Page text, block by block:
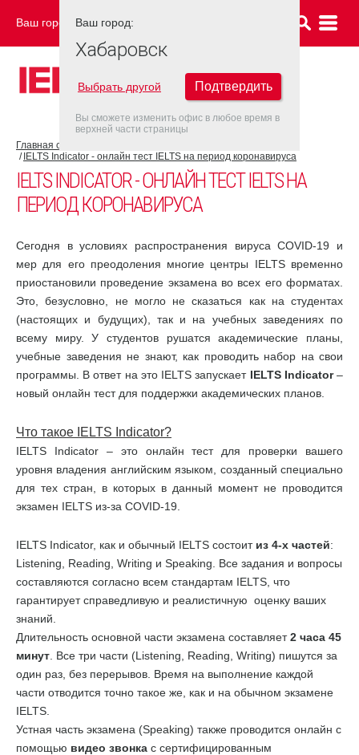
Ваш город: ХАБАРОВСК
Главная страница
IELTS Indicator - онлайн тест IELTS на период коронавируса
IELTS INDICATOR - ОНЛАЙН ТЕСТ IELTS НА
ПЕРИОД КОРОНАВИРУСА
Сегодня в условиях распространения вируса COVID-19 и
мер для его преодоления многие центры IELTS временно
приостановили проведение экзамена во всех его форматах.
Это, безусловно, не могло не сказаться как на студентах
(настоящих и будущих), так и на учебных заведениях по
всему миру. У студентов рушатся академические планы,
учебные заведения не знают, как проводить набор на свои
программы. В ответ на это IELTS запускает IELTS Indicator–
новый онлайн тест для поддержки академических планов.
Что такое IELTS Indicator?
IELTS Indicator – это онлайн тест для проверки вашего
уровня владения английским языком, созданный специально
для тех стран, в которых в данный момент не проводится
экзамен IELTS из-за COVID-19.
IELTS Indicator, как и обычный IELTS состоит из 4-х частей:
Listening, Reading, Writing и Speaking. Все задания и вопросы
составляются согласно всем стандартам IELTS, что
гарантирует справедливую и реалистичную оценку ваших
знаний.
Длительность основной части экзамена составляет2 часа 45
минут . Все три части (Listening, Reading, Writing) пишутся за
один раз, без перерывов. Время на выполнение каждой
части отводится точно такое же, как и на обычном экзамене
IELTS.
Устная часть экзамена (Speaking) также проводится онлайн с
помощью видео звонка с сертифицированным
Ваш город:
Хабаровск
Выбрать другой Подтвердить
Вы сможете изменить офис в любое время в
верхней части страницы